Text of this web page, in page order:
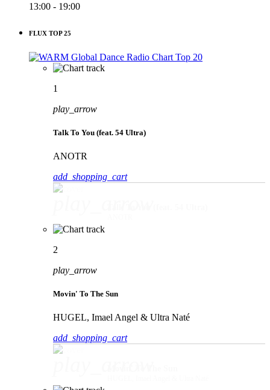
13:00 - 19:00
FLUX TOP 25
1
play_arrow
Talk To You (feat. 54 Ultra)
ANOTR
add_shopping_cart
2
play_arrow
Movin' To The Sun
HUGEL, Imael Angel & Ultra Naté
add_shopping_cart